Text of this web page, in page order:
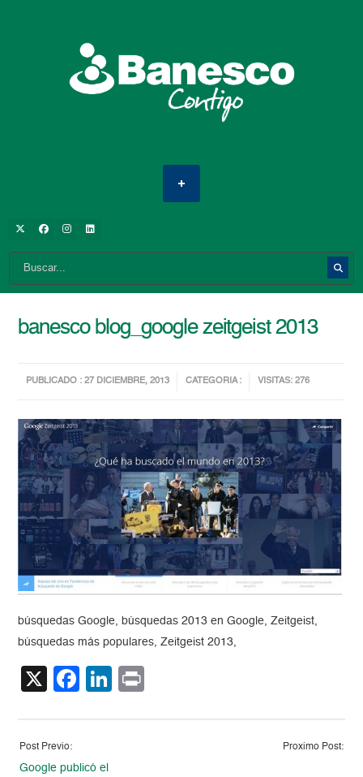
banesco blog_google zeitgeist 2013
PUBLICADO : 27 DICIEMBRE, 2013 CATEGORIA : VISITAS: 276
búsquedas Google, búsquedas 2013 en Google, Zeitgeist,
búsquedas más populares, Zeitgeist 2013,
X Facebook
LinkedIn
Post Previo:
Google publicó el
Proximo Post: